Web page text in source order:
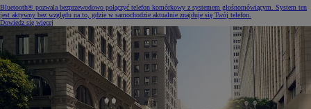
Bluetooth® pozwala bezprzewodowo połączyć telefon komórkowy z systemem głośnomówiącym. System ten
jest aktywny bez względu na to, gdzie w samochodzie aktualnie znajduje się Twój telefon.
Dowiedz się więcej